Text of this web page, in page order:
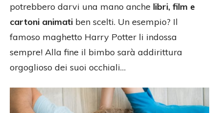
potrebbero darvi una mano anche libri, film e
cartoni animati ben scelti. Un esempio? Il
famoso maghetto Harry Potter li indossa
sempre! Alla fine il bimbo sarà addirittura
orgoglioso dei suoi occhiali…